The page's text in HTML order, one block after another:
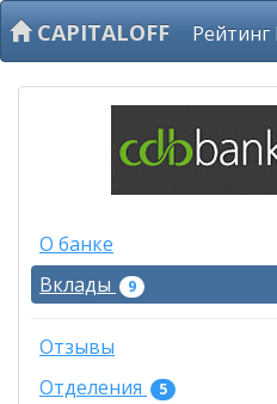
CAPITALOFF Рейтинг
О банке
Вклады
9
Отзывы
Отделения
5